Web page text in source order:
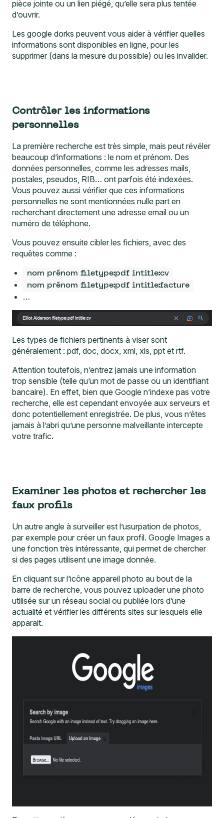
d’ouvrir.
informations sont disponibles en ligne, pour les
supprimer (dans la mesure du possible) ou les invalider.
Contrôler les informations
personnelles
beaucoup d’informations : le nom et prénom. Des
données personnelles, comme les adresses mails,
postales, pseudos, RIB… ont parfois été indexées.
Vous pouvez aussi vérifier que ces informations
personnelles ne sont mentionnées nulle part en
recherchant directement une adresse email ou un
numéro de téléphone.
requêtes comme :
nom prénom filetype:pdf intitle:facture
…
généralement : pdf, doc, docx, xml, xls, ppt et rtf.
trop sensible (telle qu’un mot de passe ou un identifiant
bancaire). En effet, bien que Google n’indexe pas votre
recherche, elle est cependant envoyée aux serveurs et
donc potentiellement enregistrée. De plus, vous n’êtes
jamais à l’abri qu’une personne malveillante intercepte
votre trafic.
Examiner les photos et rechercher les
faux profils
par exemple pour créer un faux profil. Google Images a
une fonction très intéressante, qui permet de chercher
si des pages utilisent une image donnée.
barre de recherche, vous pouvez uploader une photo
utilisée sur un réseau social ou publiée lors d’une
actualité et vérifier les différents sites sur lesquels elle
apparait.